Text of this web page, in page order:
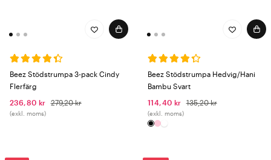
Beez Stödstrumpa 3-pack Cindy
Flerfärg
236,80 kr
279,20 kr
(exkl. moms)
Beez Stödstrumpa Hedvig/Hani
Bambu Svart
114,40 kr
135,20 kr
(exkl. moms)